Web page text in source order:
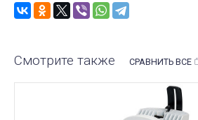
Смотрите также СРАВНИТЬ ВСЕ